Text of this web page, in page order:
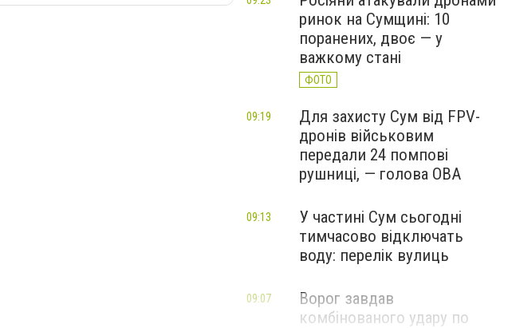
ринок на Сумщині: 10
поранених, двоє — у
важкому стані
ФОТО
Для захисту Сум від FPV-
дронів військовим
передали 24 помпові
рушниці, — голова ОВА
09:19
У частині Сум сьогодні
тимчасово відключать
воду: перелік вулиць
09:13
Ворог завдав
комбінованого удару по
09:07